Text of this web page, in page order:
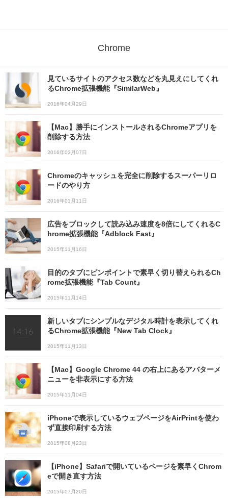
Chrome
見ているサイトのアクセス数などを丸見えにしてくれ
るChrome拡張機能『SimilarWeb』
2016年04月29日
【Mac】勝手にインストールされるChromeアプリを
削除する方法
2016年03月07日
Chromeのキャッシュを完全に削除するスーパーリロ
ードのやり方
2016年01月11日
広告をブロックして読み込み速度を8倍にしてくれるC
hrome拡張機能『Adblock Fast』
2015年11月16日
目的のタブにピンポイントで素早く切り替えられるCh
rome拡張機能『Tab Count』
2015年11月14日
新しいタブにシンプルなデジタル時計を表示してくれ
るChrome拡張機能『New Tab Clock』
2015年11月13日
【Mac】Google Chrome 44 の右上にあるアバターメ
ニューを非表示にする方法
2015年11月04日
iPhoneで表示しているウェブページをAirPrintを使わ
ず直接印刷する方法
2015年08月23日
【iPhone】Safariで開いているページを素早くChrom
eで開き直す方法
2015年07月20日